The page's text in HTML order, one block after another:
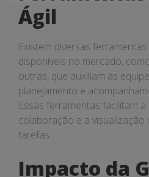
Ágil
Existem diversas
disponíveis no mercado,
outras, que auxiliam as
planejamento e
Essas ferramentas facilitam
colaboração e a
tarefas.
Impacto da